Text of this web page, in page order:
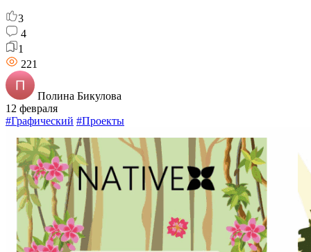
3
4
1
221
Полина Бикулова
12 февраля
#Графический #Проекты